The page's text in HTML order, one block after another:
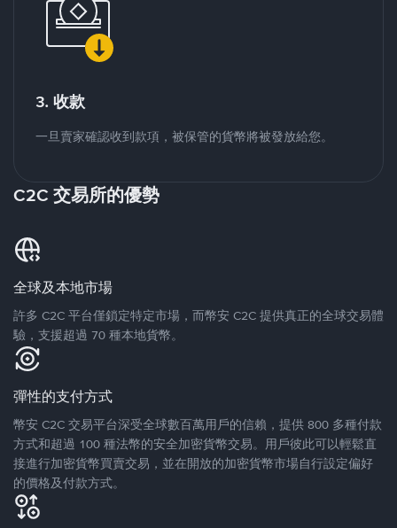
3. 收款
一旦賣家確認收到款項，被保管的貨幣將被發放給您。
C2C 交易所的優勢
全球及本地市場
許多 C2C 平台僅鎖定特定市場，而幣安 C2C 提供真正的全球交易體
驗，支援超過 70 種本地貨幣。
彈性的支付方式
幣安 C2C 交易平台深受全球數百萬用戶的信賴，提供 800 多種付款
方式和超過 100 種法幣的安全加密貨幣交易。用戶彼此可以輕鬆直
接進行加密貨幣買賣交易，並在開放的加密貨幣市場自行設定偏好
的價格及付款方式。